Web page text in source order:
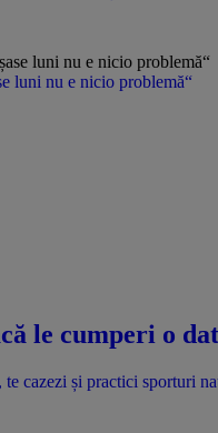
luni nu e nicio problemă“
le cumperi o
cazezi și practici sporturi